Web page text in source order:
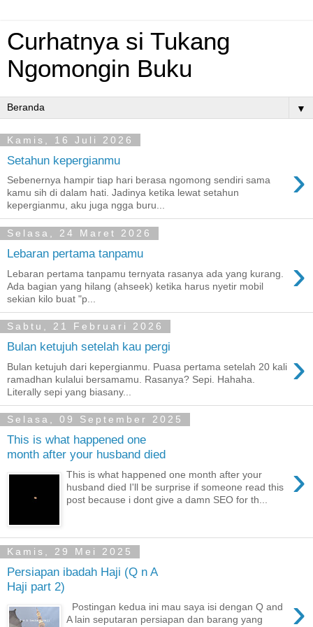
Curhatnya si Tukang
Ngomongin Buku
▼
Kamis, 16 Juli 2026
Setahun kepergianmu ›
Sebenernya hampir tiap hari berasa ngomong sendiri sama
kamu sih di dalam hati. Jadinya ketika lewat setahun
kepergianmu, aku juga ngga buru...
Selasa, 24 Maret 2026
Lebaran pertama tanpamu ›
Lebaran pertama tanpamu ternyata rasanya ada yang kurang.
Ada bagian yang hilang (ahseek) ketika harus nyetir mobil
sekian kilo buat "p...
Sabtu, 21 Februari 2026
Bulan ketujuh setelah kau pergi ›
Bulan ketujuh dari kepergianmu. Puasa pertama setelah 20 kali
ramadhan kulalui bersamamu. Rasanya? Sepi. Hahaha.
Literally sepi yang biasany...
Selasa, 09 September 2025
This is what happened one
month after your husband died
›
This is what happened one month after your
husband died I'll be surprise if someone read this
post because i dont give a damn SEO for th...
Kamis, 29 Mei 2025
Persiapan ibadah Haji (Q n A
Haji part 2)
›
Postingan kedua ini mau saya isi dengan Q and
A lain seputaran persiapan dan barang yang